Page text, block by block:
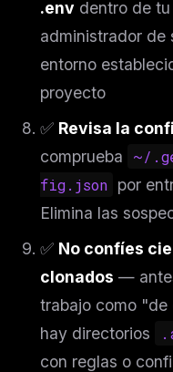
.env dentro de
administrador de
entorno
proyecto
✅ Revisa la
comprueba
~/
fig.json por
Elimina las
✅ No confíes
clonados —
trabajo como "de
hay directorios
con reglas o